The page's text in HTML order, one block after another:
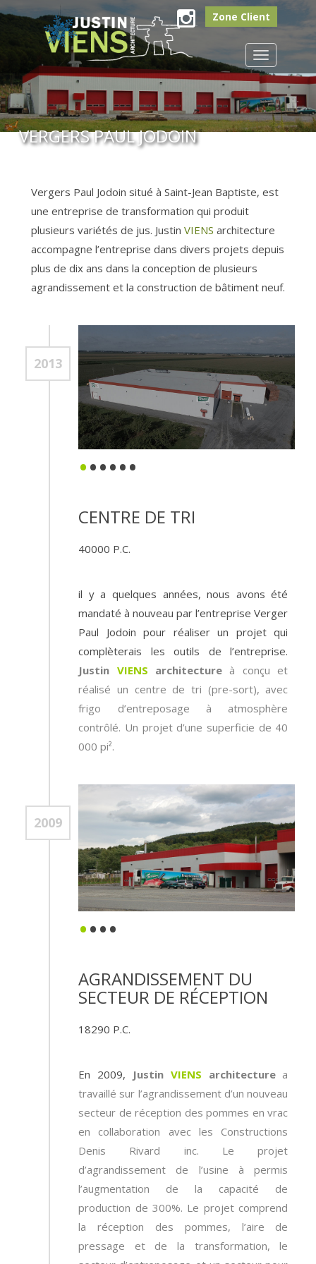
Zone Client
Toggle
navigation
VERGERS PAUL JODOIN
Vergers Paul Jodoin situé à Saint-Jean Baptiste, est
une entreprise de transformation qui produit
plusieurs variétés de jus. Justin VIENS architecture
accompagne l’entreprise dans divers projets depuis
plus de dix ans dans la conception de plusieurs
agrandissement et la construction de bâtiment neuf.
2013
••••••
CENTRE DE TRI
40000 P.C.
il y a quelques années, nous avons été
mandaté à nouveau par l’entreprise Verger
Paul Jodoin pour réaliser un projet qui
complèterais les outils de l’entreprise.
Justin VIENS architecture à conçu et
réalisé un centre de tri (pre-sort), avec
frigo d’entreposage à atmosphère
contrôlé. Un projet d’une superficie de 40
000 pi².
2009
••••
AGRANDISSEMENT DU
SECTEUR DE RÉCEPTION
18290 P.C.
En 2009, Justin VIENS architecture a
travaillé sur l’agrandissement d’un nouveau
secteur de réception des pommes en vrac
en collaboration avec les Constructions
Denis Rivard inc. Le projet
d’agrandissement de l’usine à permis
l’augmentation de la capacité de
production de 300%. Le projet comprend
la réception des pommes, l’aire de
pressage et de la transformation, le